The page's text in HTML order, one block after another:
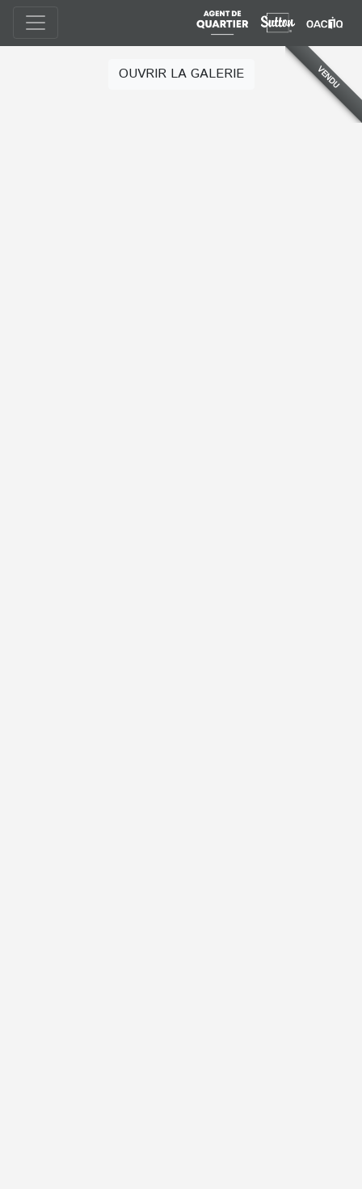
VENDU
OUVRIR LA GALERIE